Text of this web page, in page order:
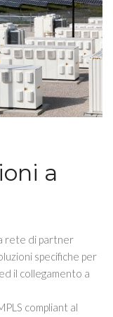
a
rete di partner
specifiche per
il collegamento a
compliant al